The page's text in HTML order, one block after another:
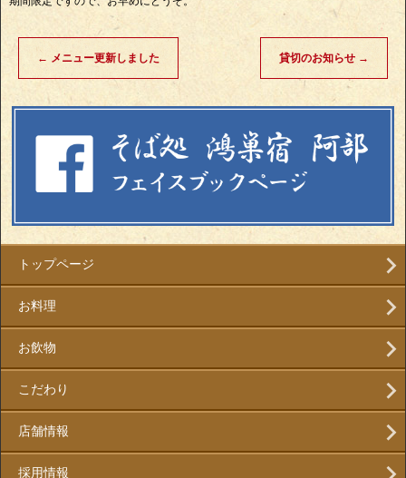
← メニュー更新しました 貸切のお知らせ →
トップページ
お料理
お飲物
こだわり
店舗情報
採用情報